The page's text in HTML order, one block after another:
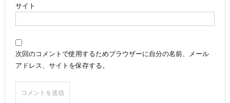
サイト
次回のコメントで使用するためブラウザーに自分の名前、メール
アドレス、サイトを保存する。